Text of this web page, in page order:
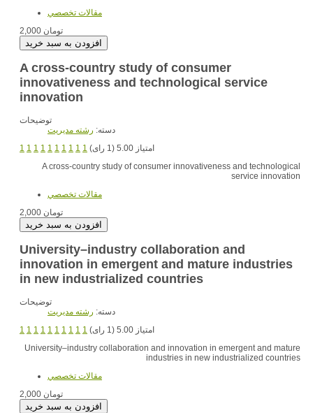
مقالات تخصصي
2,000 تومان
A cross-country study of consumer
innovativeness and technological service
innovation
توضیحات
دسته: رشته مديريت
1 1 1 1 1 1 1 1 1 1
امتیاز 5.00 (1 رای)
A cross-country study of consumer innovativeness and technological
service innovation
مقالات تخصصي
2,000 تومان
University–industry collaboration and
innovation in emergent and mature industries
in new industrialized countries
توضیحات
دسته: رشته مديريت
1 1 1 1 1 1 1 1 1 1
امتیاز 5.00 (1 رای)
University–industry collaboration and innovation in emergent and mature
industries in new industrialized countries
مقالات تخصصي
2,000 تومان